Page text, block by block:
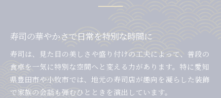
寿司の華やかさで日常を特別な時間に
寿司は、見た目の美しさや盛り付けの工夫によって、普段の
食卓を一気に特別な空間へと変える力があります。特に愛知
県豊田市や小牧市では、地元の寿司店が趣向を凝らした装飾
で家族の会話も弾むひとときを演出しています。